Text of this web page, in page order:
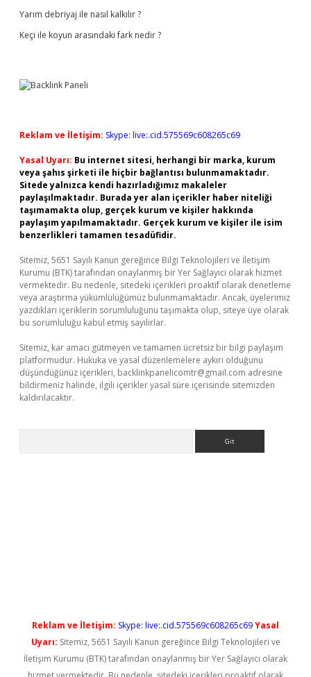
Yarım debriyaj ile nasıl kalkılır ?
Keçi ile koyun arasındaki fark nedir ?
Reklam ve İletişim: Skype: live:.cid.575569c608265c69
Yasal Uyarı: Bu internet sitesi, herhangi bir marka, kurum
veya şahıs şirketi ile hiçbir bağlantısı bulunmamaktadır.
Sitede yalnızca kendi hazırladığımız makaleler
paylaşılmaktadır. Burada yer alan içerikler haber niteliği
taşımamakta olup, gerçek kurum ve kişiler hakkında
paylaşım yapılmamaktadır. Gerçek kurum ve kişiler ile isim
benzerlikleri tamamen tesadüfidir.
Sitemiz, 5651 Sayılı Kanun gereğince Bilgi Teknolojileri ve İletişim
Kurumu (BTK) tarafından onaylanmış bir Yer Sağlayıcı olarak hizmet
vermektedir. Bu nedenle, sitedeki içerikleri proaktif olarak denetleme
veya araştırma yükümlülüğümüz bulunmamaktadır. Ancak, üyelerimiz
yazdıkları içeriklerin sorumluluğunu taşımakta olup, siteye üye olarak
bu sorumluluğu kabul etmiş sayılırlar.
Sitemiz, kar amacı gütmeyen ve tamamen ücretsiz bir bilgi paylaşım
platformudur. Hukuka ve yasal düzenlemelere aykırı olduğunu
düşündüğünüz içerikleri, backlinkpanelicomtr@gmail.com adresine
bildirmeniz halinde, ilgili içerikler yasal süre içerisinde sitemizden
kaldırılacaktır.
Reklam ve İletişim: Skype: live:.cid.575569c608265c69Yasal
Uyarı: Sitemiz, 5651 Sayılı Kanun gereğince Bilgi Teknolojileri ve
İletişim Kurumu (BTK) tarafından onaylanmış bir Yer Sağlayıcı olarak